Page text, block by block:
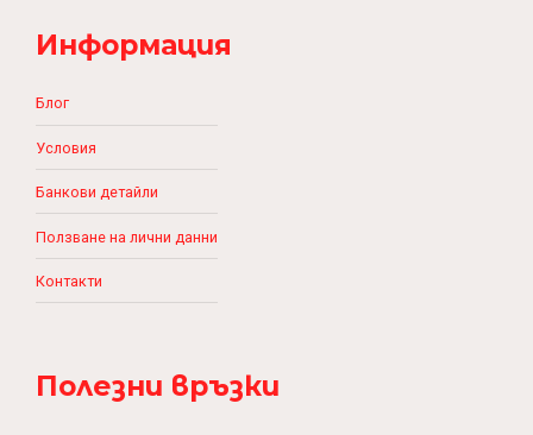
Информация
Блог
Условия
Банкови детайли
Ползване на лични данни
Контакти
Полезни връзки